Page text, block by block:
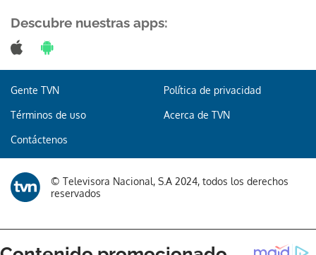
ACEPTAR
Descubre nuestras apps:
Gente TVN Política de privacidad
Términos de uso Acerca de TVN
Contáctenos
© Televisora Nacional, S.A 2024, todos los derechos
reservados